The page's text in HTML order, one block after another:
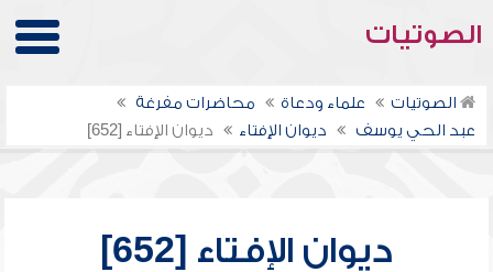
الصوتيات
الصوتيات علماء ودعاة
محاضرات مفرغة
عبد الحي يوسف
ديوان الإفتاء ديوان الإفتاء [652]
ديوان الإفتاء [652]